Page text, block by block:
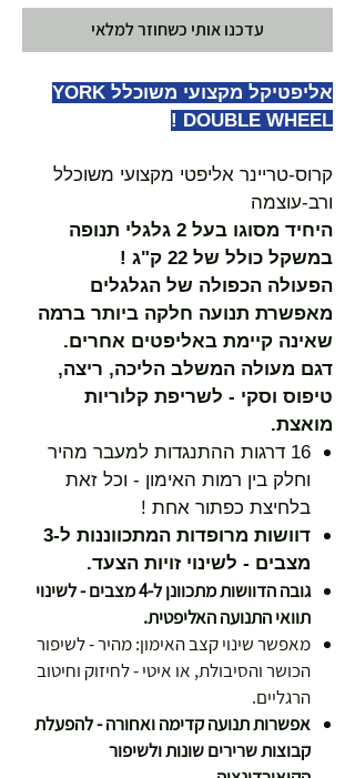
עדכנו אותי כשחוזר למלאי
אליפטיקל מקצועי משוכלל YORK
DOUBLE WHEEL !
קרוס-טריינר אליפטי מקצועי משוכלל
ורב-עוצמה
היחיד מסוגו בעל 2 גלגלי תנופה
במשקל כולל של 22 ק"ג !
הפעולה הכפולה של הגלגלים
מאפשרת תנועה חלקה ביותר ברמה
שאינה קיימת באליפטים אחרים.
דגם מעולה המשלב הליכה, ריצה,
טיפוס וסקי - לשריפת קלוריות
מואצת.
16 דרגות ההתנגדות למעבר מהיר
וחלק בין רמות האימון - וכל זאת
בלחיצת כפתור אחת !
דוושות מרופדות המתכווננות ל-3
מצבים - לשינוי זויות הצעד.
גובה הדוושות מתכוונן ל-4 מצבים - לשינוי
תוואי התנועה האליפטית.
מאפשר שינוי קצב האימון: מהיר - לשיפור
הכושר והסיבולת, או איטי - לחיזוק וחיטוב
הרגליים.
אפשרות תנועה קדימה ואחורה - להפעלת
קבוצות שרירים שונות ולשיפור